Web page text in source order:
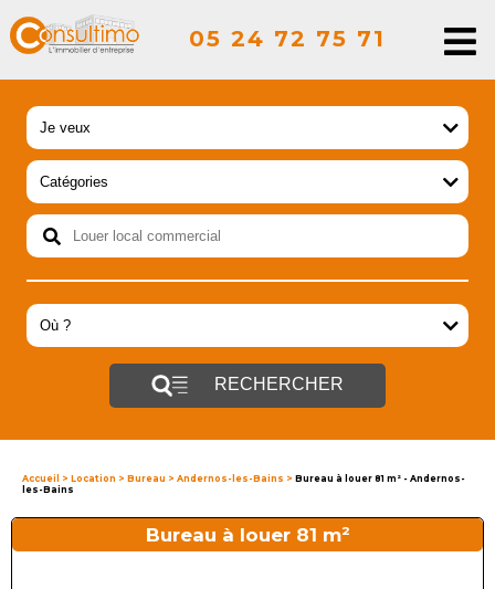
05 24 72 75 71
RECHERCHER
Accueil > Location > Bureau > Andernos-les-Bains > Bureau à louer 81 m² - Andernos-
les-Bains
Bureau à louer 81 m²